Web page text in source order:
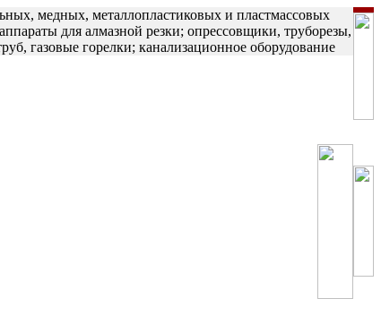
медных, металлопластиковых и пластмассовых
для алмазной резки; опрессовщики, труборезы,
газовые горелки; канализационное оборудование